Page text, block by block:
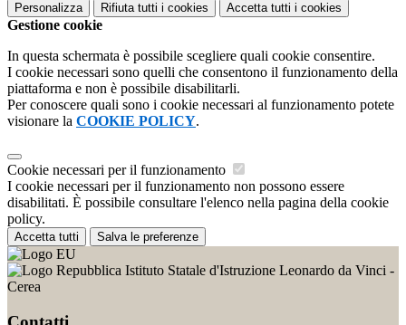
Personalizza Rifiuta tutti i cookies Accetta tutti i cookies
Gestione cookie
In questa schermata è possibile scegliere quali cookie consentire.
I cookie necessari sono quelli che consentono il funzionamento della
piattaforma e non è possibile disabilitarli.
Per conoscere quali sono i cookie necessari al funzionamento potete
visionare la COOKIE POLICY.
Cookie necessari per il funzionamento
I cookie necessari per il funzionamento non possono essere
disabilitati. È possibile consultare l'elenco nella pagina della cookie
policy.
Accetta tutti Salva le preferenze
Istituto Statale d'Istruzione Leonardo da Vinci -
Cerea